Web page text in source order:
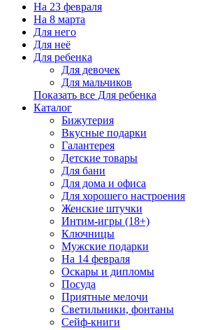
На 23 февраля
На 8 марта
Для него
Для неё
Для ребенка
Для девочек
Для мальчиков
Показать все Для ребенка
Каталог
Бижутерия
Вкусные подарки
Галантерея
Детские товары
Для бани
Для дома и офиса
Для хорошего настроения
Женские штучки
Интим-игры (18+)
Ключницы
Мужские подарки
На 14 февраля
Оскары и дипломы
Посуда
Приятные мелочи
Светильники, фонтаны
Сейф-книги